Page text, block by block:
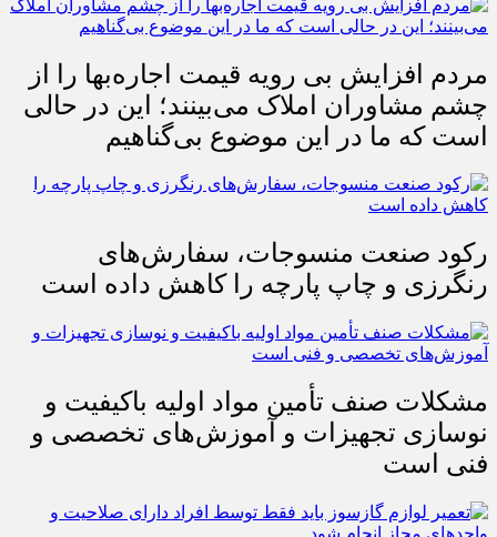
مردم افزایش بی رویه قیمت اجاره‌بها را از
چشم مشاوران املاک می‌بینند؛ این در حالی
است که ما در این موضوع بی‌گناهیم
رکود صنعت منسوجات، سفارش‌های
رنگرزی و چاپ پارچه را کاهش داده است
مشکلات صنف تأمین مواد اولیه باکیفیت و
نوسازی تجهیزات و آموزش‌های تخصصی و
فنی است